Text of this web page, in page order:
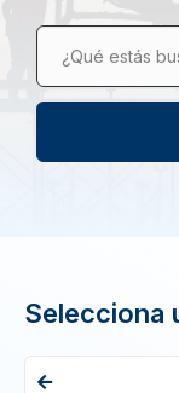
¿Qué estás
Selecciona